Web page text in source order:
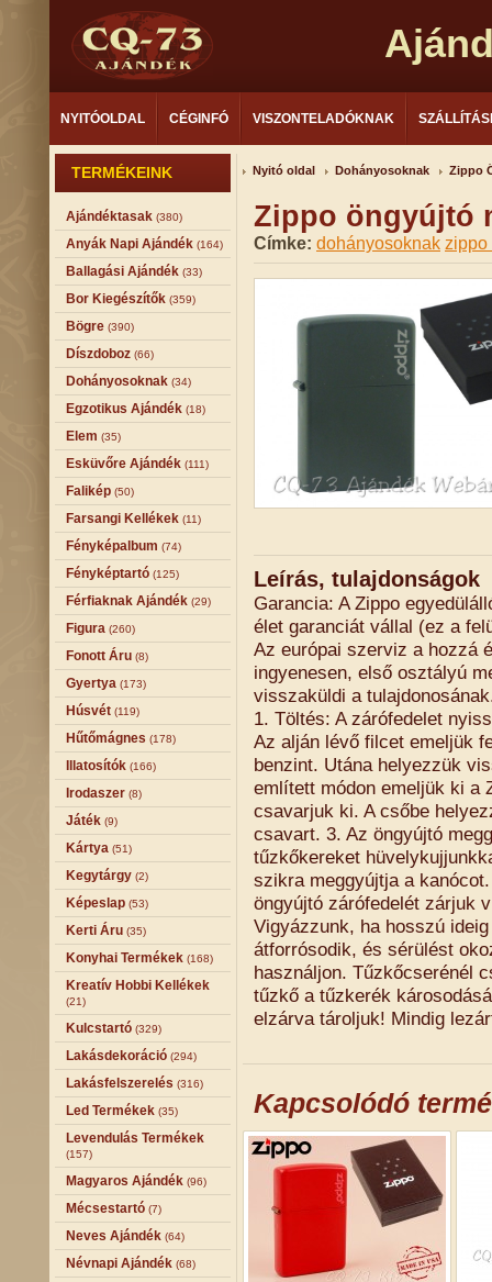
NYITÓOLDAL CÉGINFÓ VISZONTELADÓKNAK
TERMÉKEINK
Ajándéktasak (380)
Anyák Napi Ajándék (164)
Ballagási Ajándék (33)
Bor Kiegészítők (359)
Bögre (390)
Díszdoboz (66)
Dohányosoknak (34)
Egzotikus Ajándék (18)
Elem (35)
Esküvőre Ajándék (111)
Falikép (50)
Farsangi Kellékek (11)
Fényképalbum (74)
Fényképtartó (125)
Férfiaknak Ajándék (29)
Figura (260)
Fonott Áru (8)
Gyertya (173)
Húsvét (119)
Hűtőmágnes (178)
Illatosítók (166)
Irodaszer (8)
Játék (9)
Kártya (51)
Kegytárgy (2)
Képeslap (53)
Kerti Áru (35)
Konyhai Termékek (168)
Kreatív Hobbi Kellékek
(21)
Kulcstartó (329)
Lakásdekoráció (294)
Lakásfelszerelés (316)
Led Termékek (35)
Levendulás Termékek
(157)
Magyaros Ajándék (96)
Mécsestartó (7)
Neves Ajándék (64)
Névnapi Ajándék (68)
Nyitó oldal Dohányosoknak Zippo
Zippo öngyújtó
Címke: dohányosoknak zippo
Leírás, tulajdonságok
Garancia: A Zippo
élet garanciát vállal (ez a
Az európai szerviz a hozzá
ingyenesen, első osztályú
visszaküldi a
1. Töltés: A zárófedelet
Az alján lévő filcet emeljük
benzint. Utána helyezzük
említett módon emeljük ki a
csavarjuk ki. A csőbe
csavart. 3. Az öngyújtó
tűzkőkereket
szikra meggyújtja a
öngyújtó zárófedelét zárjuk
Vigyázzunk, ha hosszú
átforrósodik, és sérülést
használjon. Tűzkőcserénél
tűzkő a tűzkerék
elzárva tároljuk! Mindig
Kapcsolódó